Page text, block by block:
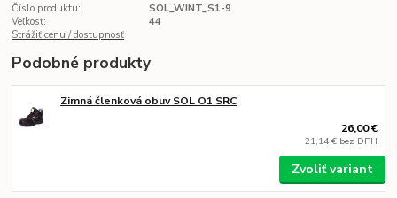
Číslo produktu:
SOL_WINT_S1-9
Veľkosť:
44
Strážiť cenu / dostupnosť
Podobné produkty
Zimná členková obuv SOL O1 SRC
26,00 €
21,14 € bez DPH
Zvoliť variant